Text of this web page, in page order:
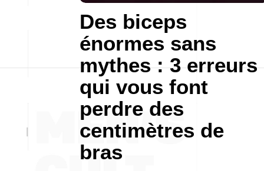
Des biceps
énormes sans
mythes : 3 erreurs
qui vous font
perdre des
centimètres de
bras